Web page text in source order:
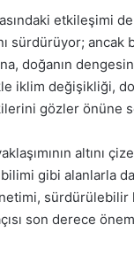
etkileşimi
sürdürüyor; ancak
doğanın
iklim değişikliği,
gözler önüne
altını
gibi alanlarla
sürdürülebilir
son derece